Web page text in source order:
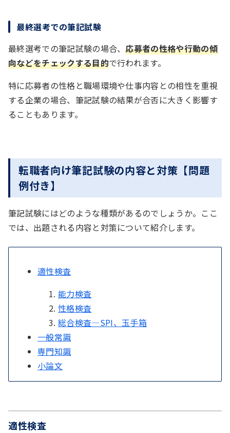
最終選考での筆記試験
最終選考での筆記試験の場合、応募者の性格や行動の傾
向などをチェックする目的で行われます。
特に応募者の性格と職場環境や仕事内容との相性を重視
する企業の場合、筆記試験の結果が合否に大きく影響す
ることもあります。
転職者向け筆記試験の内容と対策【問題
例付き】
筆記試験にはどのような種類があるのでしょうか。ここ
では、出題される内容と対策について紹介します。
適性検査
能力検査
性格検査
総合検査―SPI、玉手箱
一般常識
専門知識
小論文
適性検査